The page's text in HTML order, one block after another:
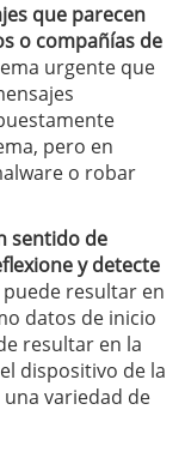
que parecen
o compañías de
urgente que
pero en
o robar
sentido de
y detecte
puede resultar en
datos de inicio
resultar en la
dispositivo de la
variedad de